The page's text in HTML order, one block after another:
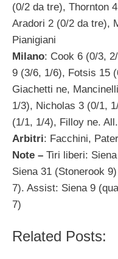
(0/2 da tre), Thornton
Aradori 2 (0/2 da tre),
Pianigiani
Milano: Cook 6 (0/3,
9 (3/6, 1/6), Fotsis 15
Giachetti ne,
1/3), Nicholas 3 (0/1,
(1/1, 1/4), Filloy ne.
Arbitri: Facchini,
Note – Tiri liberi:
Siena 31 (Stonerook
7). Assist: Siena 9
7)
Related Posts: